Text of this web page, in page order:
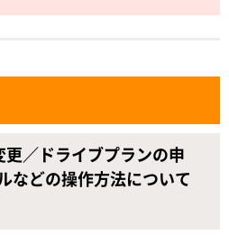
／ドライブプランの申
などの操作方法について